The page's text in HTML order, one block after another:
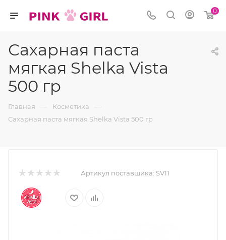
0
Сахарная паста
мягкая Shelka Vista
500 гр
Главная — Косметика —
Сахарная паста мягкая Shelka Vista 500 гр
Артикул поставщика: SV11